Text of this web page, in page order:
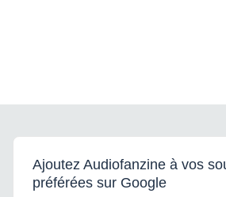
Ajoutez Audiofanzine à vos
préférées sur Google